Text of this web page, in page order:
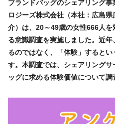
ブランドバッグのシェアリング
ロジーズ株式会社（本社：広島
介）は、20～49歳の女性666人
る意識調査を実施しました。近
るのではなく、「体験」すると
す。本調査では、シェアリング
ッグに求める体験価値について調